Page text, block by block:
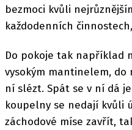
bezmoci kvůli
každodenních
Do pokoje tak například
vysokým mantinelem,
ní slézt. Spát se v ní dá
koupelny se nedají kvůli
záchodové míse zavřít,